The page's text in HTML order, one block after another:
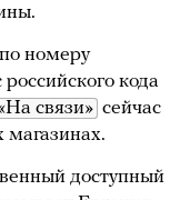
номеру
кода
связи» сейчас
магазинах.
доступный